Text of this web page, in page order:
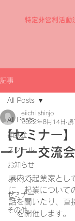
特定非営利活動
記事
All Posts
補助金
スクール
お知らせ
イベント
セミナー
その他
All Posts
【セミナー
ーリー交流会
eiichi shinjo
2022年8月14日 読
県内で起業家とし
に、起業について
話を聞いたり、直
ーを開催します。